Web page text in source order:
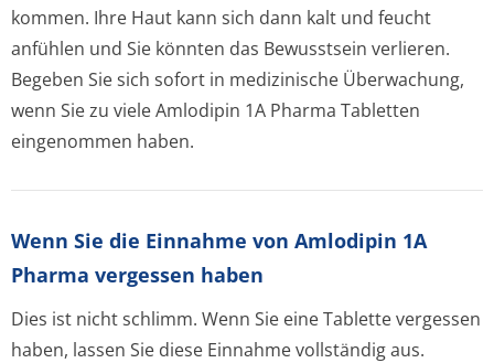
kommen. Ihre Haut kann sich dann kalt und feucht
anfühlen und Sie könnten das Bewusstsein verlieren.
Begeben Sie sich sofort in medizinische Überwachung,
wenn Sie zu viele Amlodipin 1A Pharma Tabletten
eingenommen haben.
Wenn Sie die Einnahme von Amlodipin 1A
Pharma vergessen haben
Dies ist nicht schlimm. Wenn Sie eine Tablette vergessen
haben, lassen Sie diese Einnahme vollständig aus.